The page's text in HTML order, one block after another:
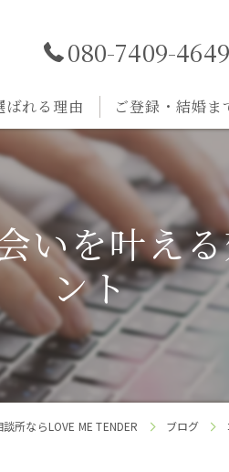
080-7409-4649
ばれる理由 ご登録・結婚ま
いを叶え
ント
所ならLOVE ME TENDER ブログ